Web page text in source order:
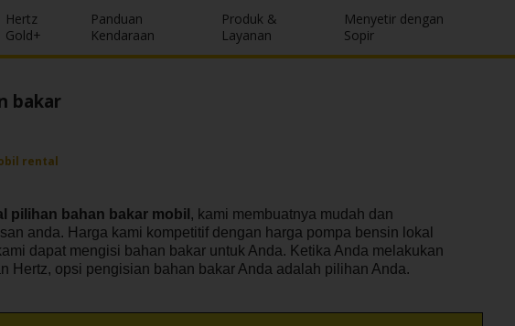
Hertz
Gold+
Panduan
Kendaraan
Produk &
Layanan
Menyetir dengan
Sopir
bakar
rental
pilihan bahan bakar mobil , kami membuatnya mudah dan
anda. Harga kami kompetitif dengan harga pompa bensin lokal
dapat mengisi bahan bakar untuk Anda. Ketika Anda melakukan
Hertz, opsi pengisian bahan bakar Anda adalah pilihan Anda.